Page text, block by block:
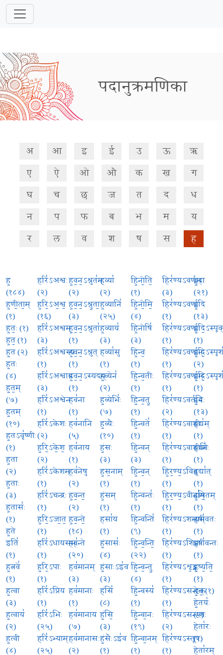
पदानुक्रमणिका
अ आ इ ई उ ऊ ऋ
ए ऐ ओ औ क ख ग
घ च छ ज त द ध
न प फ ब भ म य
र ल व श ष स ह
ह॒
(१८४)
ह॒णी॒ता॒म्
(१)
ह॒तः॒ (१)
ह॒त॒ (१)
ह॒त (२)
ह॒तः
(४)
ह॒त॒म्
(७)
ह॒तम्
(१०)
ह॒तऽवृ॑ष्णीः
(१)
ह॒ता
(२)
ह॒ताः
(३)
ह॒तासः॑
(१)
ह॒ते
इति॑
(१)
ह॒त्नवे॑
(१)
ह॒त्वा
(३)
ह॒त्वाय॑
(२)
ह॒त्वी
(४)
हरि॑ऽअश्वः
(२)
ह॒रि॒ऽअ॒श्व॒
(१६)
हरि॑ऽअश्वम्
(३)
हरि॑ऽअश्वस्य
(१)
हरि॑ऽअश्वाय
(३)
हरि॑ऽअश्वेन
(१)
हरि॑ऽकेशः
(२)
ह॒रि॒ऽके॒श॒
(२)
हरि॑ऽकेशम्
(१)
हरि॑ऽचन्द्रः
(१)
ह॒रि॒ऽजा॒त॒
(१)
हरि॑ऽधायसम्
(१)
ह॒रि॒ऽपाः
(१)
हरि॑ऽप्रिय
(१)
हरि॑ऽभिः
(२५)
हरि॑ऽभ्याम्
(२५)
ह॒व॒न॒ऽश्रुत॑म्
(२)
ह॒व॒न॒ऽश्रु॒ता॒
(३)
ह॒व॒न॒ऽश्रुता॑
(१)
ह॒व॒न॒ऽश्रुत्
(१)
ह॒व॒न॒ऽस्यदम्
(१)
हव॑ना
(१)
हव॑नानि
(५)
हव॑नाय
(१)
हव॑नेषु
(२)
ह॒व॒न्त॒
(२)
ह॒व॒न्ते॒
(१८)
हव॑न्ते
(२०)
हव॑मानम्
(३)
हव॑मानाः
(१)
हव॑मानाय
(७)
हव॑मानासः
(२)
हव्या॑
(२)
ह॒व्यानि॑
(२५)
ह॒व्याय॑
(३)
हव्या॑सु
(१)
ह॒व्येन॑
(२)
ह॒व्येभिः॑
(७)
ह॒व्यैः
(१०)
हं॒सः
(३)
ह॒स॒नाम्
(१)
हं॒सम्
(१)
हसा॑य
(१)
हं॒सासः॑
(४)
हं॒साःऽइ॑व
(३)
हंसि॑
(८)
हं॒सि॒
(३)
हं॒सैःऽइ॑व
(१)
हि॒नो॒ति॒
(१)
हि॒नो॒मि॒
(४)
हि॒नोषि॑
(३)
हि॒न्व॒
(१)
हि॒न्व॒तीः
(१)
हि॒न्व॒तु॒
(१)
हि॒न्वते॑
(१)
हि॒न्वन्
(३)
हि॒न्व॒न्
(१)
हि॒न्वन्तः॑
(१)
हि॒न्वन्ति॑
(९)
हि॒न्व॒न्ति॒
(२२)
हि॒न्व॒न्तु॒
(४)
हि॒न्वस्य॑
(१)
हि॒न्वा॒नः
(१९)
हि॒न्वा॒नम्
(१)
हिर॑ण्यऽवर्णम्
(३)
हिर॑ण्यऽवर्णा
(१)
हिर॑ण्यऽवर्णाः
(१)
हिर॑ण्यऽवर्णान्
(१)
हिर॑ण्यऽवर्णाम्
(१)
हिर॑ण्यऽवर्तनिः
(२)
हिर॑ण्यऽवाशीः
(१)
हिर॑ण्यऽवाशीभिः
(१)
हि॒र॒ण्य॒ऽवित्
(१)
हि॒र॒ण्य॒ऽवीना॑म्
(१)
हिर॑ण्यऽशम्यम्
(१)
हिर॑ण्यऽशिप्राः
(१)
हिर॑ण्यऽशृ॒ङ्गः
(१)
हिर॑ण्यऽसन्दृक्
(१)
हिर॑ण्यऽसन्दृशः
(२)
हिर॑ण्यऽस्तूपः
(१)
हृ॒दा
(२१)
हृ॒दि
(१३)
(१)
(२)
(१)
हृ॒दे
(१३)
हृद्य॑म्
(१)
हृद्या॑
(१)
हृद्या॑त्
(१)
हृ॒षि॒तम्
(१)
हृषी॑वतः
(१)
हृषी॑वन्तः
(१)
हृ॒ष्य॒ति॒
(१)
हे॒त॒ (१)
हे॒तयः॑
(२)
हेता॑रः
(१)
हेता॑रम्